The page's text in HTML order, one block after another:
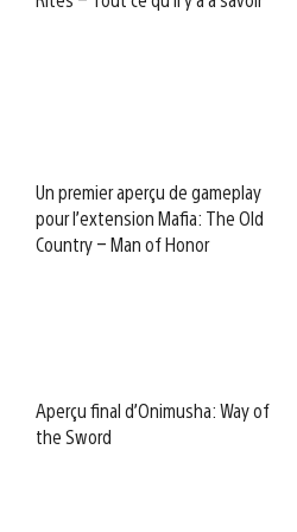
Un premier aperçu de gameplay
pour l’extension Mafia: The Old
Country – Man of Honor
Aperçu final d’Onimusha: Way of
the Sword